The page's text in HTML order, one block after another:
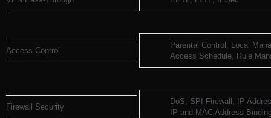
Access Control
Parental Control, Local
Access Schedule, Rule
Firewall Security
DoS, SPI Firewall, IP
IP and MAC Address